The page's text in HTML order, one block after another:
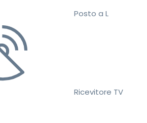
Posto a L
Ricevitore TV